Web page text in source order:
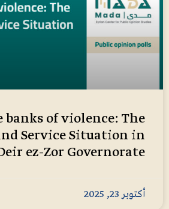
banks of violence: The
Service Situation in
ez-Zor Governorate
أكتوبر 23, 2025